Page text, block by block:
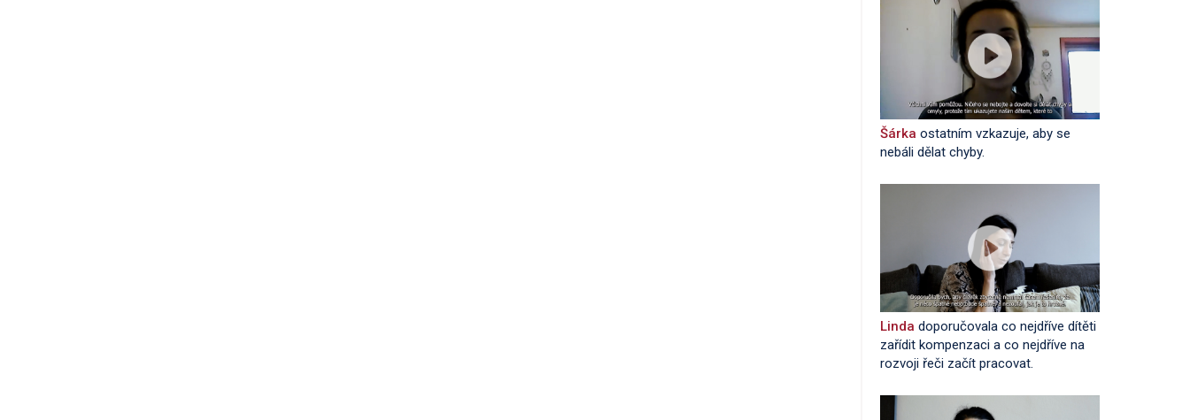
Šárka ostatním vzkazuje, aby se
nebáli dělat chyby.
Linda doporučovala co nejdříve dítěti
zařídit kompenzaci a co nejdříve na
rozvoji řeči začít pracovat.